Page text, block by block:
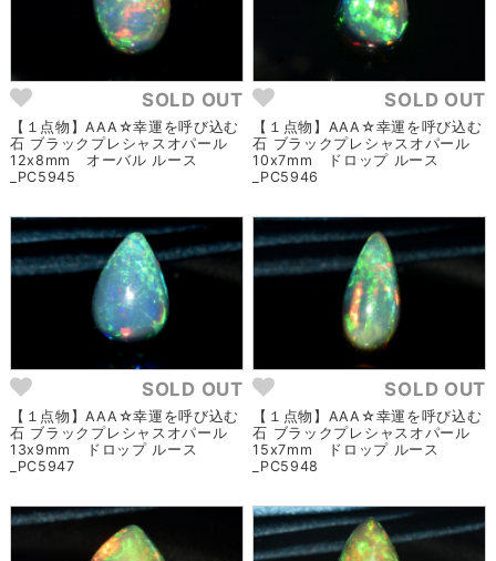
SOLD OUT
【１点物】AAA☆幸運を呼び込む
石 ブラックプレシャスオパール
12x8mm オーバル ルース
_PC5945
SOLD OUT
【１点物】AAA☆幸運を呼び込む
石 ブラックプレシャスオパール
10x7mm ドロップ ルース
_PC5946
SOLD OUT
【１点物】AAA☆幸運を呼び込む
石 ブラックプレシャスオパール
13x9mm ドロップ ルース
_PC5947
SOLD OUT
【１点物】AAA☆幸運を呼び込む
石 ブラックプレシャスオパール
15x7mm ドロップ ルース
_PC5948